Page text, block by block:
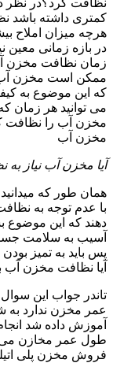
کمتری داشته باشد
هرچه میزان املاح
در بازه زمانی معین
زمان نظافت مخزن
ممکن است مخزن آب
که این موضوع به
می توانید هر زمان
مخزن آب را نظافت
مخزن آب
آیا مخزن آب نیاز به
همان طور که
با عدم توجه به
دهند که این موضوع
آسیب به سلامت
پس باید به تمیز
آیا نظافت مخزن
تاندر جواب این
عمر مخزن ندارد
آموزش داده شد
طول عمر مخازن
فروش مخزن پلی